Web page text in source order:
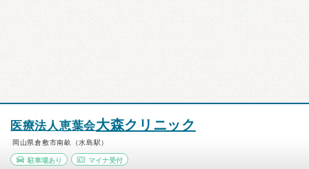
医療法人恵葉会大森クリニック
岡山県倉敷市南畝（水島駅）
駐車場あり マイナ受付